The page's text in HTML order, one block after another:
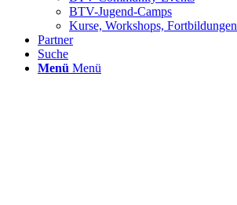
BTV-Jugend-Camps
Kurse, Workshops, Fortbildungen
Partner
Suche
Menü Menü